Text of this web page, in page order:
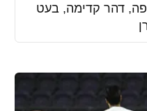
דהר קדימה, בעט